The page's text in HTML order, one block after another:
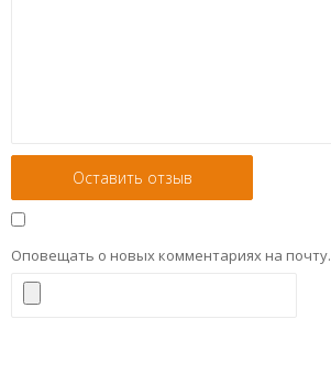
Оповещать о новых комментариях на почту.